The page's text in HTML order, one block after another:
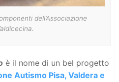
dell’Associazione
è il nome di un bel progetto
Autismo Pisa, Valdera e